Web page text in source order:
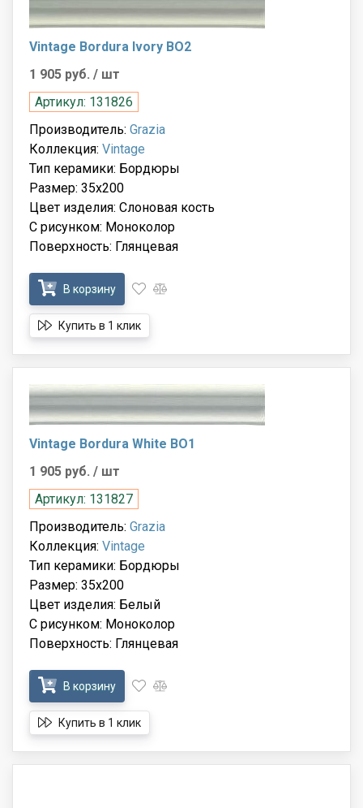
Vintage Bordura Ivory BO2
1 905 руб. / шт
Артикул: 131826
Производитель: Grazia
Коллекция: Vintage
Тип керамики: Бордюры
Размер: 35x200
Цвет изделия: Слоновая кость
С рисунком: Моноколор
Поверхность: Глянцевая
В корзину
Купить в 1 клик
Vintage Bordura White BO1
1 905 руб. / шт
Артикул: 131827
Производитель: Grazia
Коллекция: Vintage
Тип керамики: Бордюры
Размер: 35x200
Цвет изделия: Белый
С рисунком: Моноколор
Поверхность: Глянцевая
В корзину
Купить в 1 клик